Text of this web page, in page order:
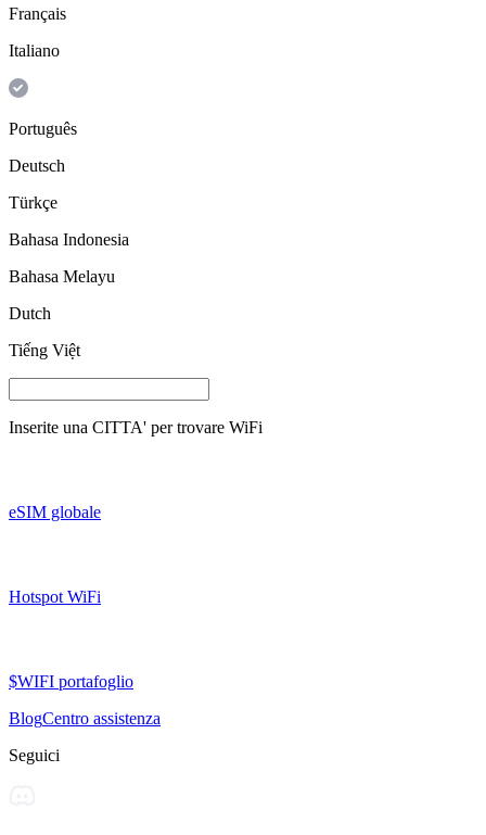
Français
Italiano
Português
Deutsch
Türkçe
Bahasa Indonesia
Bahasa Melayu
Dutch
Tiếng Việt
Inserite una CITTA' per trovare WiFi
eSIM globale
Hotspot WiFi
$WIFI portafoglio
BlogCentro assistenza
Seguici